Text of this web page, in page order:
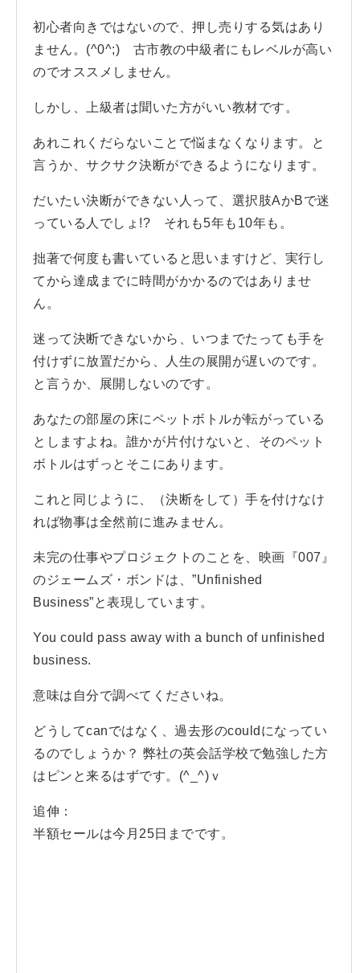
初心者向きではないので、押し売りする気はあり
ません。(^0^;) 古市教の中級者にもレベルが高い
のでオススメしません。
しかし、上級者は聞いた方がいい教材です。
あれこれくだらないことで悩まなくなります。と
言うか、サクサク決断ができるようになります。
だいたい決断ができない人って、選択肢AかBで迷
っている人でしょ!? それも5年も10年も。
拙著で何度も書いていると思いますけど、実行し
てから達成までに時間がかかるのではありませ
ん。
迷って決断できないから、いつまでたっても手を
付けずに放置だから、人生の展開が遅いのです。
と言うか、展開しないのです。
あなたの部屋の床にペットボトルが転がっている
としますよね。誰かが片付けないと、そのペット
ボトルはずっとそこにあります。
これと同じように、（決断をして）手を付けなけ
れば物事は全然前に進みません。
未完の仕事やプロジェクトのことを、映画『007』
のジェームズ・ボンドは、”Unfinished
Business”と表現しています。
You could pass away with a bunch of unfinished
business.
意味は自分で調べてくださいね。
どうしてcanではなく、過去形のcouldになってい
るのでしょうか？ 弊社の英会話学校で勉強した方
はピンと来るはずです。(^_^)ｖ
追伸：
半額セールは今月25日までです。